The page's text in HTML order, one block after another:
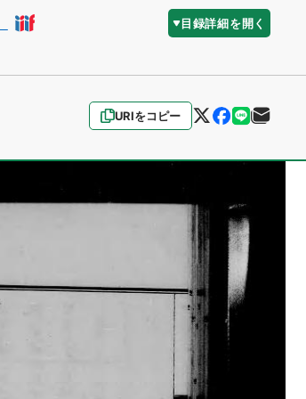
目録詳細を開く
URIをコピー